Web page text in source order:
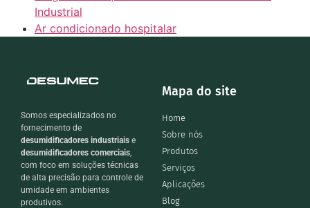
Industrial
Ar condicionado hospitalar
Somos especializados no
fornecimento de
desumidificadores industriais e
desumidificadores comerciais,
com foco em soluções técnicas
de alta precisão para controle de
umidade em ambientes
produtivos.
Mapa do site
Home
Sobre nós
Produtos
Serviços
Aplicações
Blog